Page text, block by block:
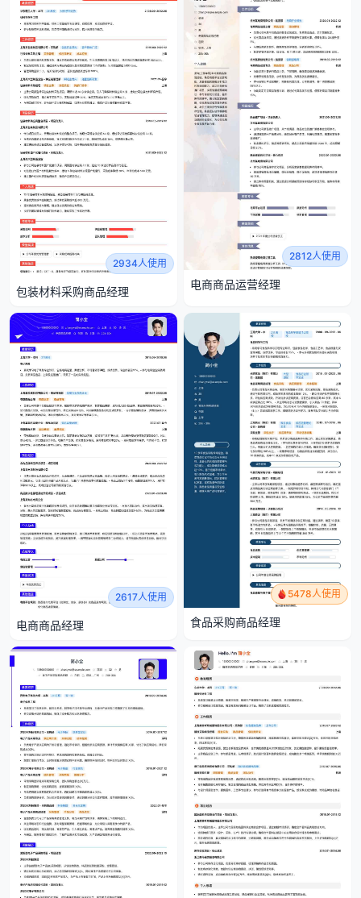
2934人使用
包装材料采购商品经理
2812人使用
电商商品运营经理
2617人使用
电商商品经理
5478人使用
食品采购商品经理